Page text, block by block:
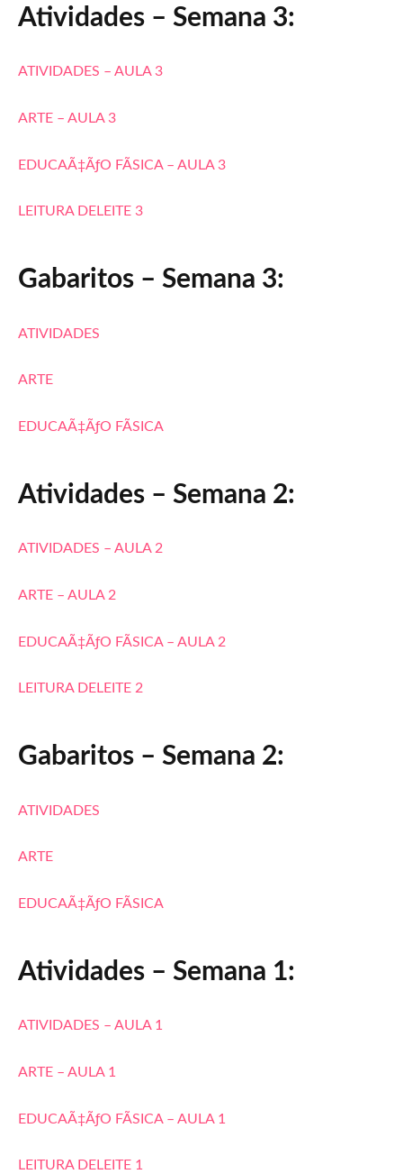
Atividades – Semana 3:
ATIVIDADES – AULA 3
ARTE – AULA 3
EDUCAÃ‡ÃƒO FÃSICA – AULA 3
LEITURA DELEITE 3
Gabaritos – Semana 3:
ATIVIDADES
ARTE
EDUCAÃ‡ÃƒO FÃSICA
Atividades – Semana 2:
ATIVIDADES – AULA 2
ARTE – AULA 2
EDUCAÃ‡ÃƒO FÃSICA – AULA 2
LEITURA DELEITE 2
Gabaritos – Semana 2:
ATIVIDADES
ARTE
EDUCAÃ‡ÃƒO FÃSICA
Atividades – Semana 1:
ATIVIDADES – AULA 1
ARTE – AULA 1
EDUCAÃ‡ÃƒO FÃSICA – AULA 1
LEITURA DELEITE 1